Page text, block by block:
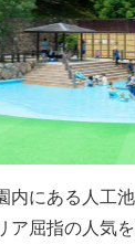
内にある人工
ア屈指の人気